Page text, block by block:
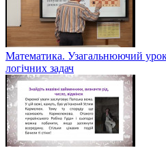
Математика. Узагальнюючий
логічних задач